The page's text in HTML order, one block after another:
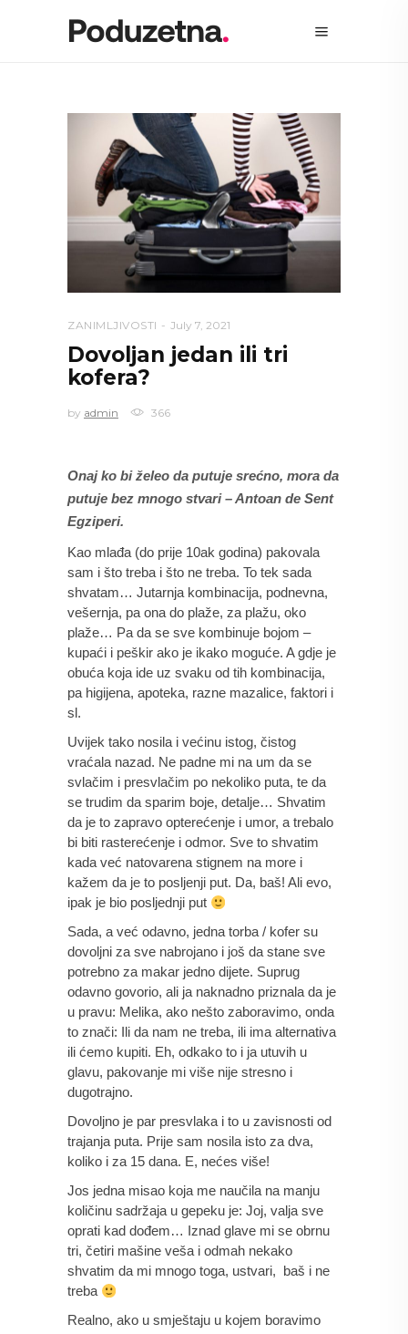
ZANIMLJIVOSTI July 7, 2021
Dovoljan jedan ili tri
kofera?
by admin 366
Onaj ko bi želeo da putuje srećno, mora da
putuje bez mnogo stvari – Antoan de Sent
Egziperi.
Kao mlađa (do prije 10ak godina) pakovala
sam i što treba i što ne treba. To tek sada
shvatam… Jutarnja kombinacija, podnevna,
vešernja, pa ona do plaže, za plažu, oko
plaže… Pa da se sve kombinuje bojom –
kupaći i peškir ako je ikako moguće. A gdje je
obuća koja ide uz svaku od tih kombinacija,
pa higijena, apoteka, razne mazalice, faktori i
sl.
Uvijek tako nosila i većinu istog, čistog
vraćala nazad. Ne padne mi na um da se
svlačim i presvlačim po nekoliko puta, te da
se trudim da sparim boje, detalje… Shvatim
da je to zapravo opterećenje i umor, a trebalo
bi biti rasterećenje i odmor. Sve to shvatim
kada već natovarena stignem na more i
kažem da je to posljenji put. Da, baš! Ali evo,
ipak je bio posljednji put
Sada, a već odavno, jedna torba / kofer su
dovoljni za sve nabrojano i još da stane sve
potrebno za makar jedno dijete. Suprug
odavno govorio, ali ja naknadno priznala da je
u pravu: Melika, ako nešto zaboravimo, onda
to znači: Ili da nam ne treba, ili ima alternativa
ili ćemo kupiti. Eh, odkako to i ja utuvih u
glavu, pakovanje mi više nije stresno i
dugotrajno.
Dovoljno je par presvlaka i to u zavisnosti od
trajanja puta. Prije sam nosila isto za dva,
koliko i za 15 dana. E, nećes više!
Jos jedna misao koja me naučila na manju
količinu sadržaja u gepeku je: Joj, valja sve
oprati kad dođem… Iznad glave mi se obrnu
tri, četiri mašine veša i odmah nekako
shvatim da mi mnogo toga, ustvari,  baš i ne
treba
Realno, ako u smještaju u kojem boravimo